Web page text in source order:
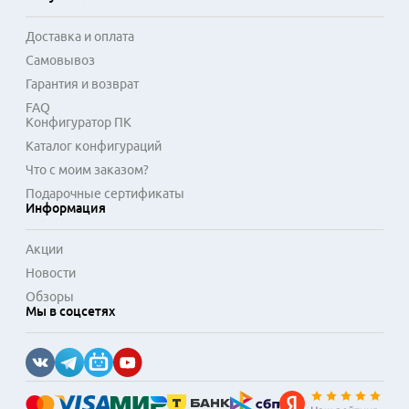
сложных графических редакторах.
Доставка и оплата
Самовывоз
Гарантия и возврат
FAQ
Конфигуратор ПК
Каталог конфигураций
Что с моим заказом?
Подарочные сертификаты
Информация
Акции
Новости
Обзоры
Мы в соцсетях